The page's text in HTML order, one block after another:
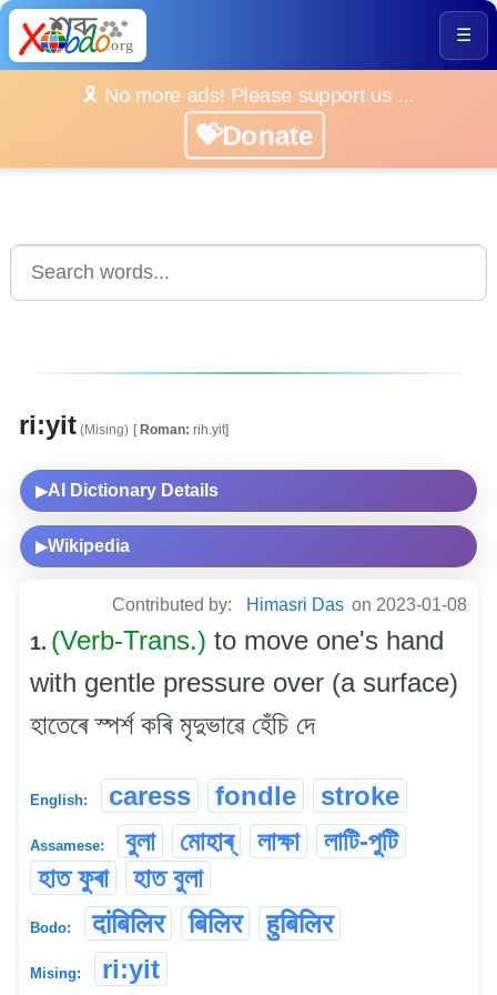
☰
🎗️ No more ads! Please support us ...
💝Donate
ri:yit (Mising) [Roman: rih.yit]
▶AI Dictionary Details
▶Wikipedia
Contributed by: Himasri Das on 2023-01-08
1. (Verb-Trans.) to move one's hand
with gentle pressure over (a surface)
হাতেৰে স্পৰ্শ কৰি মৃদুভাৱে হেঁচি দে
English: caress fondle stroke
Assamese: বুলা মোহাৰ্ লাক্ষা
লাটি-পুটি
হাত ফুৰা
হাত বুলা
Bodo: दांबिलिर बिलिर हुबिलिर
Mising: ri:yit